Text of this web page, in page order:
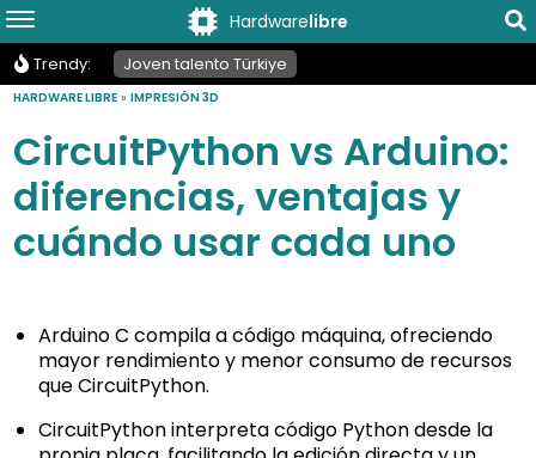
Hardwarelibre
Trendy: Joven talento Türkiye
HARDWARE LIBRE »IMPRESIÓN 3D
CircuitPython vs Arduino:
diferencias, ventajas y
cuándo usar cada uno
Arduino C compila a código máquina, ofreciendo
mayor rendimiento y menor consumo de recursos
que CircuitPython.
CircuitPython interpreta código Python desde la